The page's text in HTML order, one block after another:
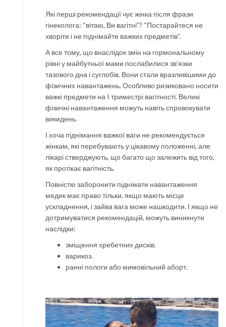
Які перші рекомендації чує жінка після фрази
гінеколога: “вітаю, Ви вагітні”? “Постарайтеся не
хворіти і не піднімайте важких предметів”.
А все тому, що внаслідок змін на гормональному
рівні у майбутньої мами послабилися зв’язки
тазового дна і суглобів. Вони стали вразливішими до
фізичних навантажень. Особливо ризиковано носити
важкі предмети на I триместрі вагітності. Великі
фізичні навантаження можуть навіть спровокувати
викидень.
І хоча піднімання важкої ваги не рекомендується
жінкам, які перебувають у цікавому положенні, але
лікарі стверджують, що багато що залежить від того,
як протікає вагітність.
Повністю заборонити піднімати навантаження
медик має право тільки, якщо мають місце
ускладнення, і зайва вага може нашкодити. І якщо не
дотримуватися рекомендацій, можуть виникнути
наслідки:
зміщення хребетних дисків.
варикоз.
ранні пологи або мимовільний аборт.